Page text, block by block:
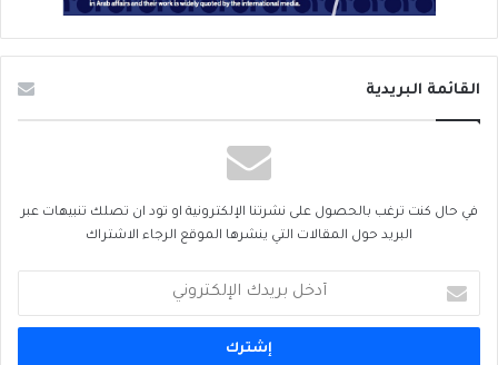
القائمة البريدية
في حال كنت ترغب بالحصول على نشرتنا الإلكترونية او تود ان تصلك تنبيهات عبر
البريد حول المقالات التي ينشرها الموقع الرجاء الاشتراك
بريدك
الإلكتروني